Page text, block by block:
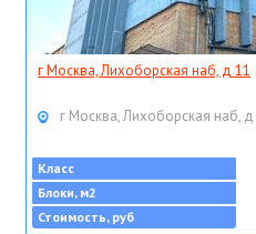
г Москва, Лихоборская наб, д 11
г Москва, Лихоборская наб,
Класс
Блоки, м2
Стоимость, руб